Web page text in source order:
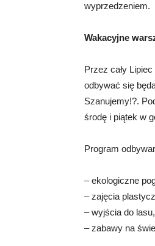
wyprzedzeniem.
Wakacyjne
Przez cały
odbywać się
Szanujemy!?.
środę i piątek w
Program
– ekologiczne
– zajęcia
– wyjścia do lasu,
– zabawy na